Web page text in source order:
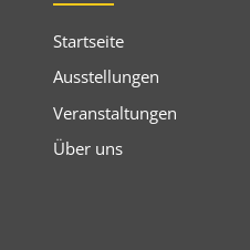
Startseite
Ausstellungen
Veranstaltungen
Über uns